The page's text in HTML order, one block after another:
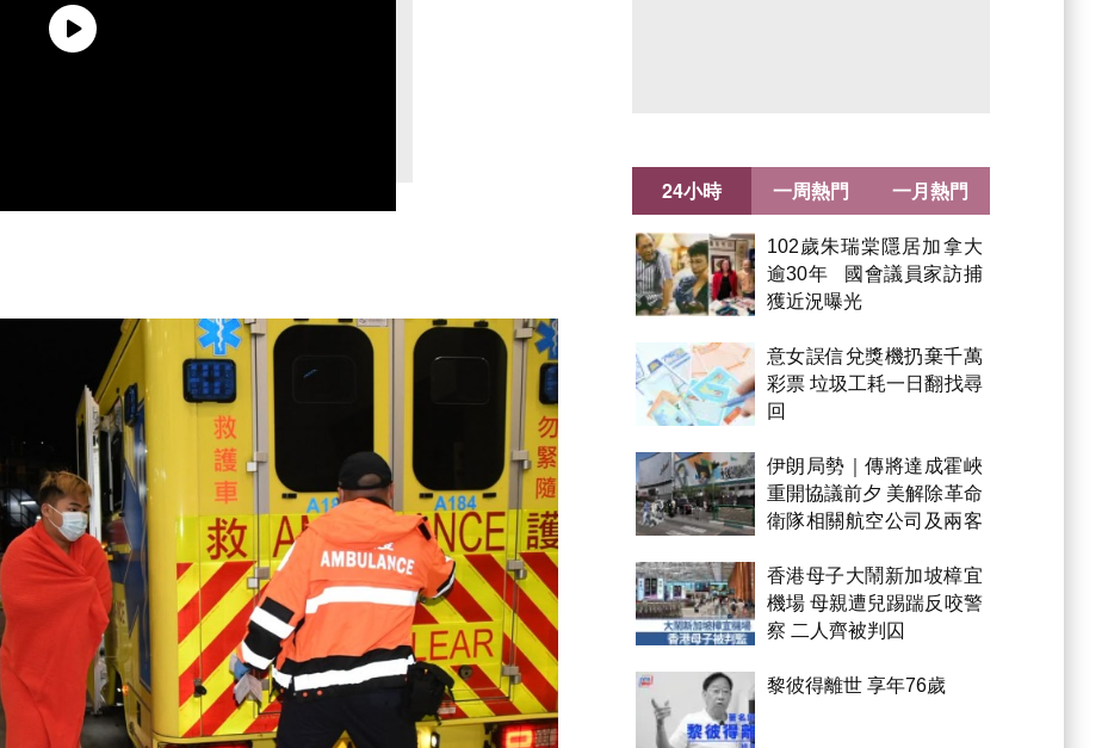
24小時
102歲朱瑞棠隱居加拿大
逾30年 國會議員家訪捕
獲近況曝光
意女誤信兌獎機扔棄千萬
彩票 垃圾工耗一日翻找尋
回
伊朗局勢｜傳將達成霍峽
重開協議前夕 美解除革命
衛隊相關航空公司及兩客
香港母子大鬧新加坡樟宜
機場 母親遭兒踢踹反咬警
察 二人齊被判囚
黎彼得離世 享年76歲
一周熱門 一月熱門